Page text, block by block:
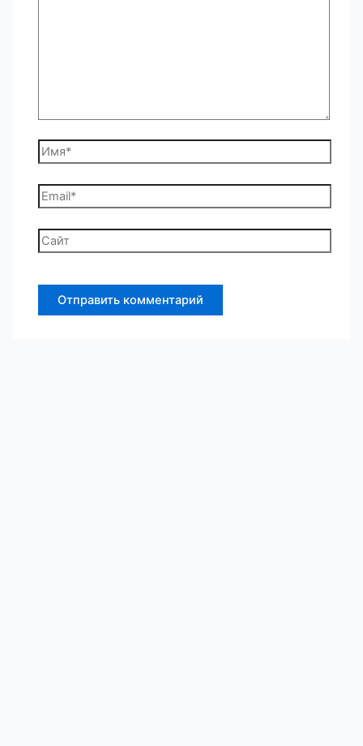
Имя*
Email*
Сайт